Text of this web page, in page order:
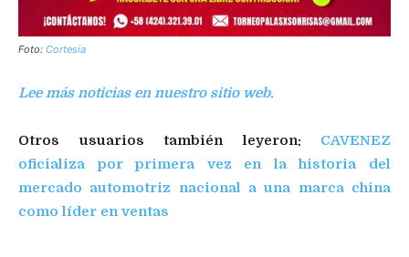
Foto: Cortesía
Lee más noticias en nuestro sitio web.
Otros usuarios también leyeron: CAVENEZ
oficializa por primera vez en la historia del
mercado automotriz nacional a una marca china
como líder en ventas